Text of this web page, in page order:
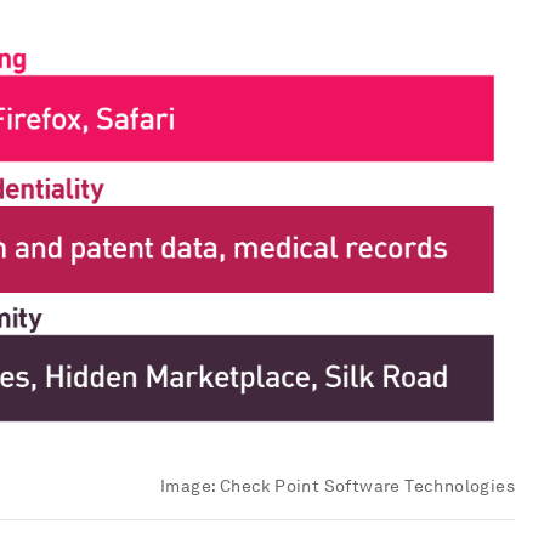
Image: Check Point Software Technologies